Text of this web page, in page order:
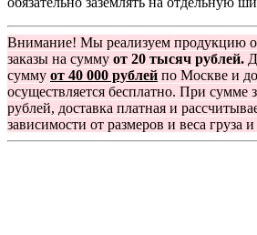
Внимание! Мы реализуем продукцию
заказы на сумму от 20 тысяч рублей.
сумму от 40 000 рублей по Москве и
осуществляется бесплатно. При сумме
рублей, доставка платная и
зависимости от размеров и веса груза